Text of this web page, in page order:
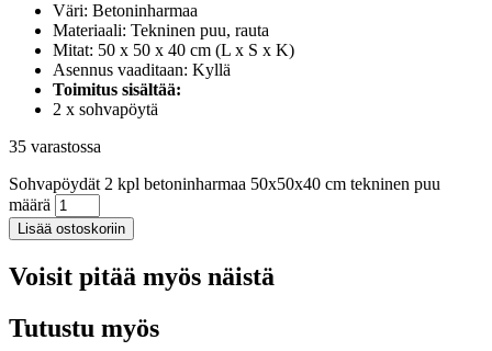
Väri: Betoninharmaa
Materiaali: Tekninen puu, rauta
Mitat: 50 x 50 x 40 cm (L x S x K)
Asennus vaaditaan: Kyllä
Toimitus sisältää:
2 x sohvapöytä
35 varastossa
Sohvapöydät 2 kpl betoninharmaa 50x50x40 cm tekninen puu
määrä
Lisää ostoskoriin
Voisit pitää myös näistä
Tutustu myös